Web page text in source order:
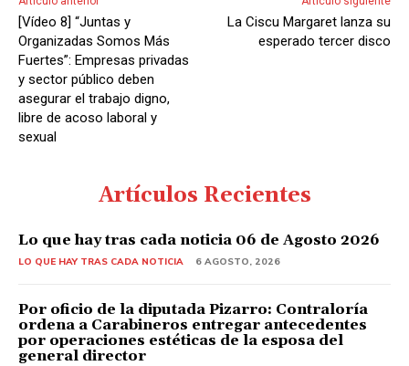
[Vídeo 8] “Juntas y
Organizadas Somos Más
Fuertes”: Empresas privadas
y sector público deben
asegurar el trabajo digno,
libre de acoso laboral y
sexual
La Ciscu Margaret lanza su
esperado tercer disco
Artículos Recientes
Lo que hay tras cada noticia 06 de Agosto 2026
LO QUE HAY TRAS CADA NOTICIA 6 AGOSTO, 2026
Por oficio de la diputada Pizarro: Contraloría
ordena a Carabineros entregar antecedentes
por operaciones estéticas de la esposa del
general director